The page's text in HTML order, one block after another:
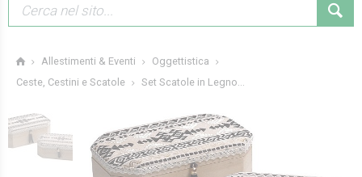
Allestimenti & Eventi
Oggettistica
Ceste, Cestini e Scatole
Set Scatole in Legno...